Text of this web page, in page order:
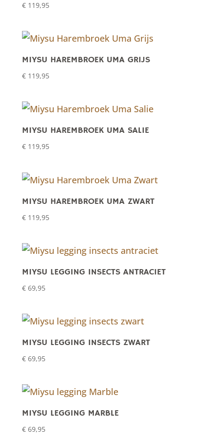
€119,95
MIYSU HAREMBROEK UMA GRIJS
€119,95
MIYSU HAREMBROEK UMA SALIE
€119,95
MIYSU HAREMBROEK UMA ZWART
€119,95
MIYSU LEGGING INSECTS ANTRACIET
€69,95
MIYSU LEGGING INSECTS ZWART
€69,95
MIYSU LEGGING MARBLE
€69,95